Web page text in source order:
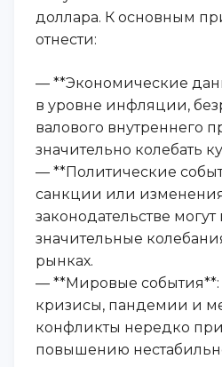
доллара. К основным
отнести:
— **Экономические
в уровне инфляции,
валового внутреннего
значительно колебать
— **Политические
санкции или
законодательстве могут
значительные
рынках.
— **Мировые события**:
кризисы, пандемии и
конфликты нередко
повышению